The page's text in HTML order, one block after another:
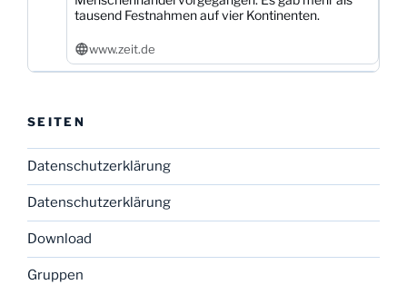
tausend Festnahmen auf vier Kontinenten.
www.zeit.de
SEITEN
Datenschutzerklärung
Datenschutzerklärung
Download
Gruppen